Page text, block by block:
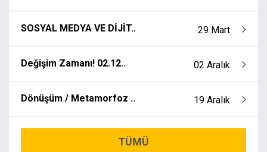
SOSYAL MEDYA VE DİJİT.. 29 Mart
Değişim Zamanı! 02.12.. 02 Aralık
Dönüşüm / Metamorfoz .. 19 Aralık
TÜMÜ